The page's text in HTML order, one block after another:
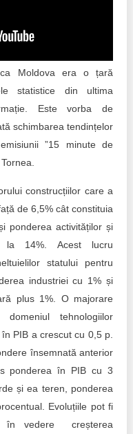
in Moldova
Moldova era o țară
statistice din ultima
Este vorba de
schimbarea tendințelor
”15 minute de
construcțiilor care a
de 6,5% cât constituia
ponderea activităților și
14%. Acest lucru
statului pentru
industriei cu 1% și
plus 1%. O majorare
tehnologiilor
PIB a crescut cu 0,5 p.
însemnată anterior
ponderea în PIB cu 3
și ea teren, ponderea
Evoluțiile pot fi
în vedere creșterea